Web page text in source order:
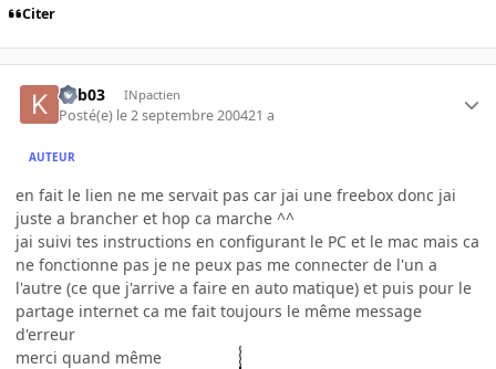
Citer
kab03 INpactien
Posté(e) le 2 septembre 200421 a
AUTEUR
en fait le lien ne me servait pas car jai une freebox donc jai
juste a brancher et hop ca marche ^^
jai suivi tes instructions en configurant le PC et le mac mais ca
ne fonctionne pas je ne peux pas me connecter de l'un a
l'autre (ce que j'arrive a faire en auto matique) et puis pour le
partage internet ca me fait toujours le même message
d'erreur
merci quand même